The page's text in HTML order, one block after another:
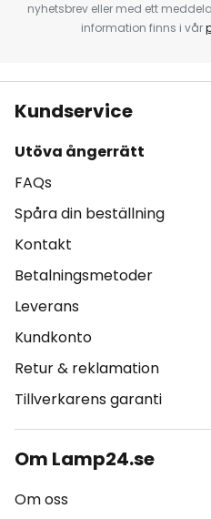
nyhetsbrev eller med ett
information finns i vår
Kundservice
Utöva ångerrätt
FAQs
Spåra din beställning
Kontakt
Betalningsmetoder
Leverans
Kundkonto
Retur & reklamation
Tillverkarens garanti
Om Lamp24.se
Om oss